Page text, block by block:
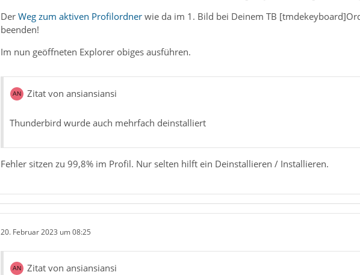
Der Weg zum aktiven Profilordnerwie da im 1. Bild bei Deinem TB
beenden!
Im nun geöffneten Explorer obiges ausführen.
Zitat von ansiansiansi
Thunderbird wurde auch mehrfach deinstalliert
Fehler sitzen zu 99,8% im Profil. Nur selten hilft ein Deinstallieren / Installieren.
20. Februar 2023 um 08:25
Zitat von ansiansiansi